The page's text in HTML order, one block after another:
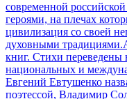
современной
героями, на плечах
цивилизация со своей
духовными
книг. Стихи переведены
национальных и
Евгений Евтушенко
поэтессой, Владимир